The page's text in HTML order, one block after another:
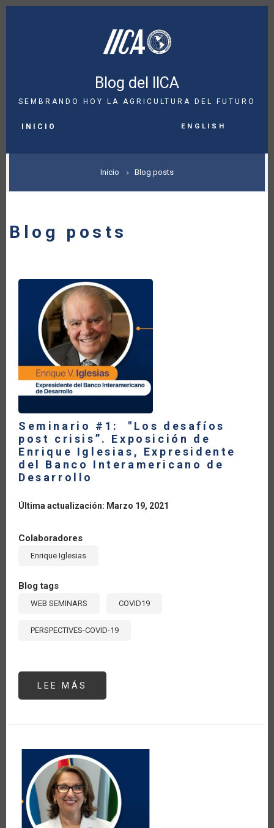
Pasar
Blog del IICA
SEMBRANDO HOY LA AGRICULTURA DEL FUTURO
NAVIGATION
INICIO English
SOBRESCRIBIR
ENLACES
AYUDA
NAVEGACIÓN
Inicio Blog posts
Blog posts
Seminario #1: "Los desafíos
post crisis”. Exposición de
Enrique Iglesias, Expresidente
del Banco Interamericano de
Desarrollo
Última actualización: Marzo 19, 2021
Colaboradores
Enrique Iglesias
Blog tags
WEB SEMINARS COVID19
PERSPECTIVES-COVID-19
LEE MÁS
#1:
ENRIQUE
IGLESIAS,
EXPRESIDENTE
DEL
BANCO
INTERAMERICANO
DE
DESARROLLO